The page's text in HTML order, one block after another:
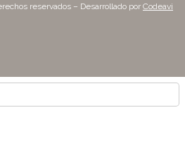
reservados – Desarrollado por Codeavi